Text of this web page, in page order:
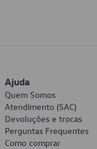
Ajuda
Quem Somos
Atendimento (SAC)
Devoluções e trocas
Perguntas Frequentes
Como comprar